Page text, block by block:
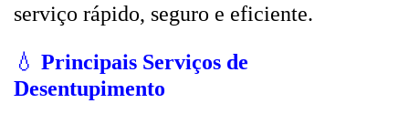
serviço rápido, seguro e eficiente.
💧 Principais Serviços de
Desentupimento